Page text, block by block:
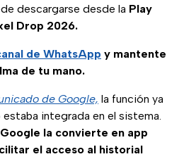
descargarse desde la Play
Drop 2026.
de WhatsApp y mantente
de tu mano.
de Google, la función ya
integrada en el sistema.
Google la convierte en app
el acceso al historial